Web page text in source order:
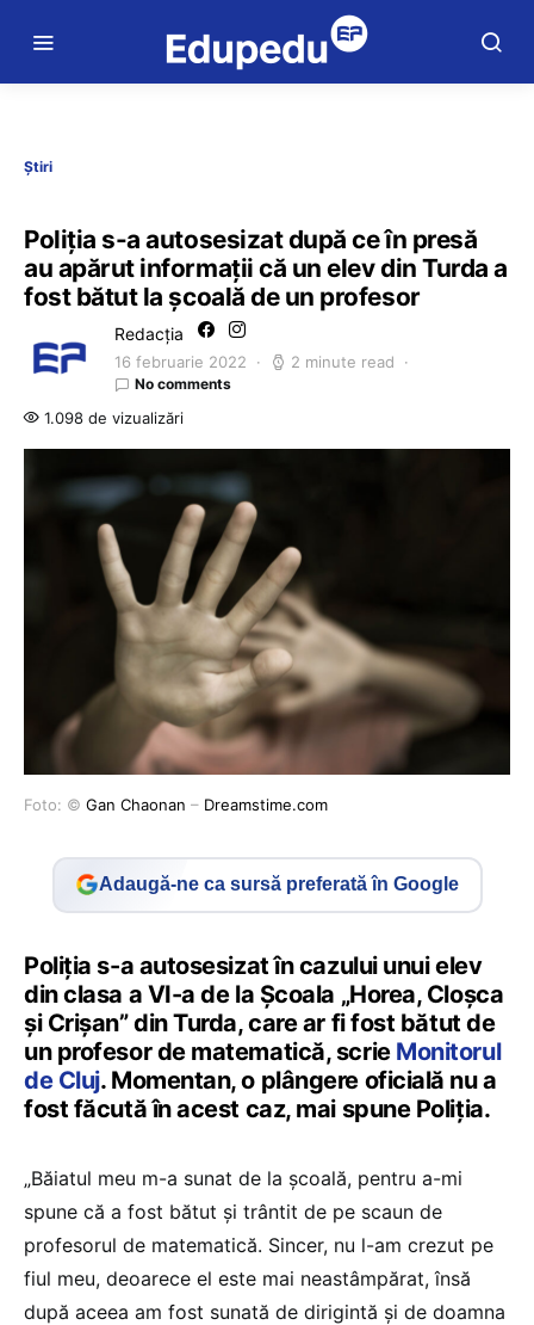
Știri
Poliția s-a autosesizat după ce în presă
au apărut informații că un elev din Turda a
fost bătut la școală de un profesor
Redacția
16 februarie 2022 2 minute read
No comments
1.098 de vizualizări
Foto: © Gan Chaonan – Dreamstime.com
Adaugă-ne ca sursă preferată în Google
Poliția s-a autosesizat în cazului unui elev
din clasa a VI-a de la Școala „Horea, Cloșca
și Crișan” din Turda, care ar fi fost bătut de
un profesor de matematică, scrie Monitorul
de Cluj. Momentan, o plângere oficială nu a
fost făcută în acest caz, mai spune Poliția.
„Băiatul meu m-a sunat de la școală, pentru a-mi
spune că a fost bătut și trântit de pe scaun de
profesorul de matematică. Sincer, nu l-am crezut pe
fiul meu, deoarece el este mai neastâmpărat, însă
după aceea am fost sunată de dirigintă și de doamna